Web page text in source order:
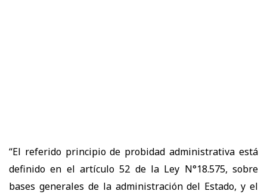
“El referido principio de probidad administrativa está
definido en el artículo 52 de la Ley N°18.575, sobre
bases generales de la administración del Estado, y el